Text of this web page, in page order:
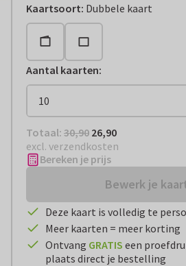
Kaartsoort: Dubbele kaart
Aantal kaarten:
Totaal: € 26,90
Totaal: 30,90 26,90
excl. verzendkosten
Bereken je prijs
Bewerk je
Deze kaart is volledig te
Meer kaarten = meer korting
Ontvang GRATIS een
plaats direct je bestelling